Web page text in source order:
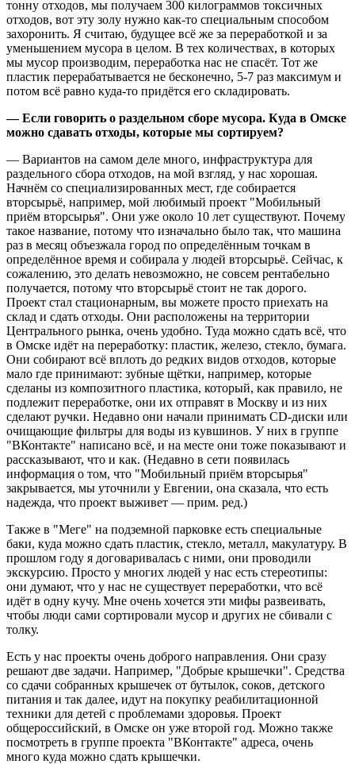
тонну отходов, мы получаем 300 килограммов токсичных
отходов, вот эту золу нужно как-то специальным способом
захоронить. Я считаю, будущее всё же за переработкой и за
уменьшением мусора в целом. В тех количествах, в которых
мы мусор производим, переработка нас не спасёт. Тот же
пластик перерабатывается не бесконечно, 5-7 раз максимум и
потом всё равно куда-то придётся его складировать.
— Если говорить о раздельном сборе мусора. Куда в Омске
можно сдавать отходы, которые мы сортируем?
— Вариантов на самом деле много, инфраструктура для
раздельного сбора отходов, на мой взгляд, у нас хорошая.
Начнём со специализированных мест, где собирается
вторсырьё, например, мой любимый проект "Мобильный
приём вторсырья". Они уже около 10 лет существуют. Почему
такое название, потому что изначально было так, что машина
раз в месяц объезжала город по определённым точкам в
определённое время и собирала у людей вторсырьё. Сейчас, к
сожалению, это делать невозможно, не совсем рентабельно
получается, потому что вторсырьё стоит не так дорого.
Проект стал стационарным, вы можете просто приехать на
склад и сдать отходы. Они расположены на территории
Центрального рынка, очень удобно. Туда можно сдать всё, что
в Омске идёт на переработку: пластик, железо, стекло, бумага.
Они собирают всё вплоть до редких видов отходов, которые
мало где принимают: зубные щётки, например, которые
сделаны из композитного пластика, который, как правило, не
подлежит переработке, они их отправят в Москву и из них
сделают ручки. Недавно они начали принимать CD-диски или
очищающие фильтры для воды из кувшинов. У них в группе
"ВКонтакте" написано всё, и на месте они тоже показывают и
рассказывают, что и как. (Недавно в сети появилась
информация о том, что "Мобильный приём вторсырья"
закрывается, мы уточнили у Евгении, она сказала, что есть
надежда, что проект выживет — прим. ред.)
Также в "Меге" на подземной парковке есть специальные
баки, куда можно сдать пластик, стекло, металл, макулатуру. В
прошлом году я договаривалась с ними, они проводили
экскурсию. Просто у многих людей у нас есть стереотипы:
они думают, что у нас не существует переработки, что всё
идёт в одну кучу. Мне очень хочется эти мифы развеивать,
чтобы люди сами сортировали мусор и других не сбивали с
толку.
Есть у нас проекты очень доброго направления. Они сразу
решают две задачи. Например, "Добрые крышечки". Средства
со сдачи собранных крышечек от бутылок, соков, детского
питания и так далее, идут на покупку реабилитационной
техники для детей с проблемами здоровья. Проект
общероссийский, в Омске он уже второй год. Можно также
посмотреть в группе проекта "ВКонтакте" адреса, очень
много куда можно сдать крышечки.